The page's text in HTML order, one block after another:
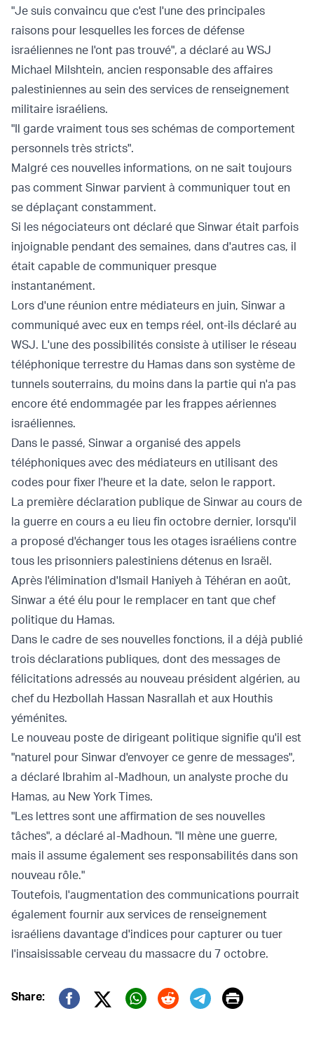
"Je suis convaincu que c'est l'une des principales
raisons pour lesquelles les forces de défense
israéliennes ne l'ont pas trouvé", a déclaré au WSJ
Michael Milshtein, ancien responsable des affaires
palestiniennes au sein des services de renseignement
militaire israéliens.
"Il garde vraiment tous ses schémas de comportement
personnels très stricts".
Malgré ces nouvelles informations, on ne sait toujours
pas comment Sinwar parvient à communiquer tout en
se déplaçant constamment.
Si les négociateurs ont déclaré que Sinwar était parfois
injoignable pendant des semaines, dans d'autres cas, il
était capable de communiquer presque
instantanément.
Lors d'une réunion entre médiateurs en juin, Sinwar a
communiqué avec eux en temps réel, ont-ils déclaré au
WSJ. L'une des possibilités consiste à utiliser le réseau
téléphonique terrestre du Hamas dans son système de
tunnels souterrains, du moins dans la partie qui n'a pas
encore été endommagée par les frappes aériennes
israéliennes.
Dans le passé, Sinwar a organisé des appels
téléphoniques avec des médiateurs en utilisant des
codes pour fixer l'heure et la date, selon le rapport.
La première déclaration publique de Sinwar au cours de
la guerre en cours a eu lieu fin octobre dernier, lorsqu'il
a proposé d'échanger tous les otages israéliens contre
tous les prisonniers palestiniens détenus en Israël.
Après l'élimination d'Ismail Haniyeh à Téhéran en août,
Sinwar a été élu pour le remplacer en tant que chef
politique du Hamas.
Dans le cadre de ses nouvelles fonctions, il a déjà publié
trois déclarations publiques, dont des messages de
félicitations adressés au nouveau président algérien, au
chef du Hezbollah Hassan Nasrallah et aux Houthis
yéménites.
Le nouveau poste de dirigeant politique signifie qu'il est
"naturel pour Sinwar d'envoyer ce genre de messages",
a déclaré Ibrahim al-Madhoun, un analyste proche du
Hamas, au New York Times.
"Les lettres sont une affirmation de ses nouvelles
tâches", a déclaré al-Madhoun. "Il mène une guerre,
mais il assume également ses responsabilités dans son
nouveau rôle."
Toutefois, l'augmentation des communications pourrait
également fournir aux services de renseignement
israéliens davantage d'indices pour capturer ou tuer
l'insaisissable cerveau du massacre du 7 octobre.
Share:
Twitter (X)
Print